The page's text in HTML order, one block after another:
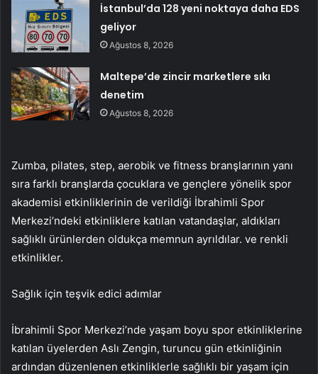
İstanbul’da 128 yeni noktaya daha EDS
geliyor
Ağustos 8, 2026
Maltepe’de zincir marketlere sıkı
denetim
Ağustos 8, 2026
Zumba, pilates, step, aerobik ve fitness branşlarının yanı
sıra farklı branşlarda çocuklara ve gençlere yönelik spor
akademisi etkinliklerinin de verildiği İbrahimli Spor
Merkezi’ndeki etkinliklere katılan vatandaşlar, aldıkları
sağlıklı ürünlerden oldukça memnun ayrıldılar. ve renkli
etkinlikler.
Sağlık için teşvik edici adımlar
İbrahimli Spor Merkezi’nde yaşam boyu spor etkinliklerine
katılan üyelerden Aslı Zengin, turuncu gün etkinliğinin
ardından düzenlenen etkinliklerle sağlıklı bir yaşam için